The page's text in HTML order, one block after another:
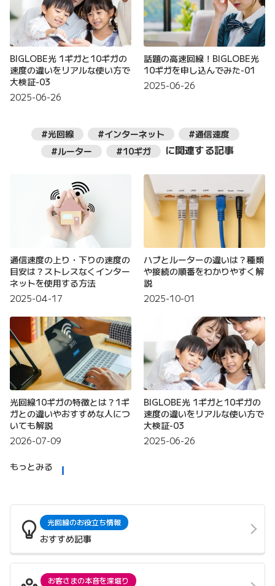
BIGLOBE光 1ギガと10ギガの
速度の違いをリアルな使い方で
大検証-03
2025-06-26
話題の高速回線！BIGLOBE光
10ギガを申し込んでみた-01
2025-06-26
#光回線 #インターネット
#通信速度
#ルーター
#10ギガ に関連する記事
通信速度の上り・下りの速度の
目安は？ストレスなくインター
ネットを使用する方法
2025-04-17
ハブとルーターの違いは？種類
や接続の順番をわかりやすく解
説
2025-10-01
光回線10ギガの特徴とは？1ギ
ガとの違いやおすすめな人につ
いても解説
2026-07-09
BIGLOBE光 1ギガと10ギガの
速度の違いをリアルな使い方で
大検証-03
2025-06-26
もっとみる
光回線のお役立ち情報
おすすめ記事
お客さまの本音を深堀り